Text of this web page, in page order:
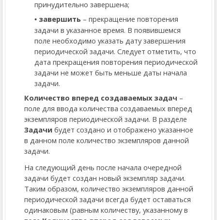
принудительно завершена;
завершить – прекращение повторения
задачи в указанное время. В появившемся
поле необходимо указать дату завершения
периодической задачи. Следует отметить, что
дата прекращения повторения периодической
задачи не может быть меньше даты начала
задачи.
Количество вперед создаваемых задач –
поле для ввода количества создаваемых вперед
экземпляров периодической задачи. В разделе
Задачи будет создано и отображено указанное
в данном поле количество экземпляров данной
задачи.
На следующий день после начала очередной
задачи будет создан новый экземпляр задачи.
Таким образом, количество экземпляров данной
периодической задачи всегда будет оставаться
одинаковым (равным количеству, указанному в